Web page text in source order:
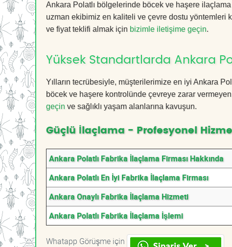
Ankara Polatlı bölgelerinde böcek ve haşere
uzman ekibimiz en kaliteli ve çevre dostu yöntemleri
ve fiyat teklifi almak için bizimle iletişime geçin.
Yüksek Standartlarda Ankara
Yılların tecrübesiyle, müşterilerimize en iyi Ankara
böcek ve haşere kontrolünde çevreye zarar
geçin ve sağlıklı yaşam alanlarına kavuşun.
Güçlü İlaçlama - Profesyonel
Ankara Polatlı Fabrika İlaçlama Firması Hakkında
Ankara Polatlı En İyi Fabrika İlaçlama Firması
Ankara Onaylı Fabrika İlaçlama Hizmeti
Ankara Polatlı Fabrika İlaçlama İşlemi
Whatapp Görüşme için